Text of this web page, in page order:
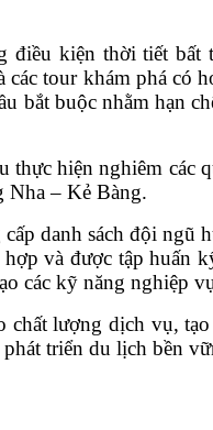
kiện thời tiết bất
tour khám phá có
bắt buộc nhằm hạn
hiện nghiêm các
Nha – Kẻ Bàng.
danh sách đội ngũ
và được tập huấn
các kỹ năng nghiệp
lượng dịch vụ,
triển du lịch bền